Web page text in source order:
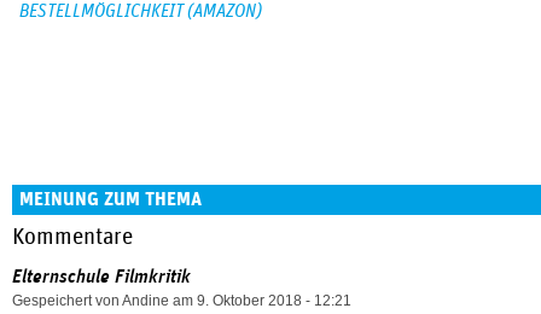
BESTELLMÖGLICHKEIT (AMAZON)
MEINUNG ZUM THEMA
Kommentare
Elternschule Filmkritik
Gespeichert von Andine am 9. Oktober 2018 - 12:21